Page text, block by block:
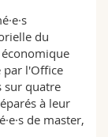
du
par l'Office
sur quatre
à leur
de master,